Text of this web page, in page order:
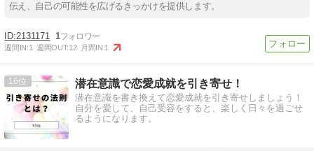
伝え、自己の可能性を広げるきっかけを提供します。
2131171 1
週間IN:1 週間OUT:12 月間IN:1
16 潜在意識で恋愛成就を引き寄せ！
潜在意識を書き換えて恋愛成就を引き寄せしましょう！
自分を愛して、自己受容をすると、楽しく日々を過ごせ
るようになります。